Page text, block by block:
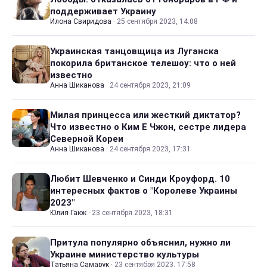
поддерживает Украину
Илона Свиридова · 25 сентября 2023, 14:08
Украинская танцовщица из Луганска
покорила британское телешоу: что о ней
известно
Анна Шиканова · 24 сентября 2023, 21:09
Милая принцесса или жесткий диктатор?
Что известно о Ким Е Чжон, сестре лидера
Северной Кореи
Анна Шиканова · 24 сентября 2023, 17:31
Любит Шевченко и Синди Кроуфорд. 10
интересных фактов о "Королеве Украины
2023"
Юлия Гаюк · 23 сентября 2023, 18:31
Притула популярно объяснил, нужно ли
Украине министерство культуры
Татьяна Самарук · 23 сентября 2023, 17:58